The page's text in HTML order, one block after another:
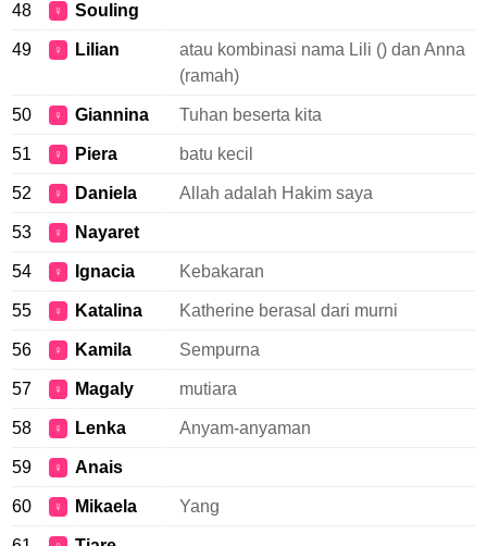
48 ♀ Souling
49 ♀ Lilian
atau kombinasi nama Lili () dan Anna
(ramah)
50 ♀ Giannina Tuhan beserta kita
51 ♀ Piera batu kecil
52 ♀ Daniela Allah adalah Hakim saya
53 ♀ Nayaret
54 ♀ Ignacia Kebakaran
55 ♀ Katalina Katherine berasal dari murni
56 ♀ Kamila Sempurna
57 ♀ Magaly mutiara
58 ♀ Lenka Anyam-anyaman
59 ♀ Anais
60 ♀ Mikaela Yang